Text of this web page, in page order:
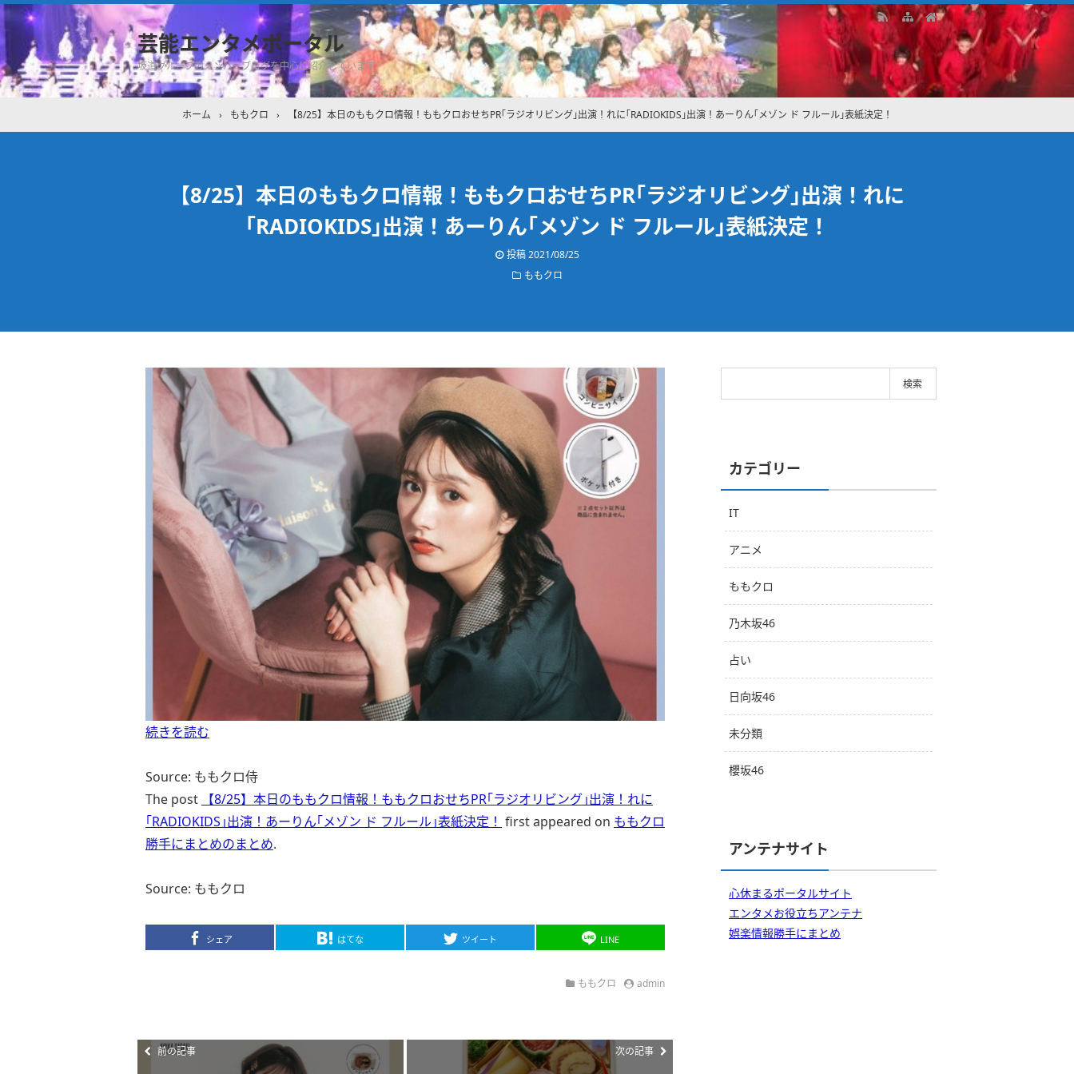
芸能エンタメポータル
坂道グループのメンバーブログを中心に紹介しています
ホーム › ももクロ › 【8/25】本日のももクロ情報！ももクロおせちPR｢ラジオリビング｣出演！れに｢RADIOKIDS｣出演！あーりん｢メゾン ド フルール｣表紙決定！
【8/25】本日のももクロ情報！ももクロおせちPR｢ラジオリビング｣出演！れに
｢RADIOKIDS｣出演！あーりん｢メゾン ド フルール｣表紙決定！
投稿2021/08/25
ももクロ
続きを読む
Source: ももクロ侍
The post
【8/25】本日のももクロ情報！ももクロおせちPR｢ラジオリビング｣出演！れに
｢RADIOKIDS｣出演！あーりん｢メゾン ド フルール｣表紙決定！ first appeared on ももクロ
勝手にまとめのまとめ.
Source: ももクロ
シェア はてな ツイート LINE
ももクロ admin
前の記事 次の記事
カテゴリー
IT
アニメ
ももクロ
乃木坂46
占い
日向坂46
未分類
櫻坂46
アンテナサイト
心休まるポータルサイト
エンタメお役立ちアンテナ
娯楽情報勝手にまとめ